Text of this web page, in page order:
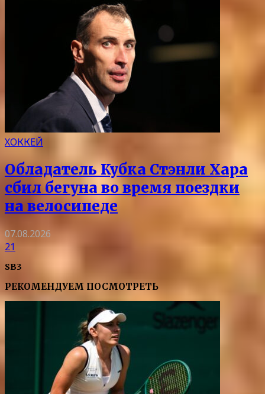
ХОККЕЙ
Обладатель Кубка Стэнли Хара
сбил бегуна во время поездки
на велосипеде
07.08.2026
21
SB3
РЕКОМЕНДУЕМ ПОСМОТРЕТЬ